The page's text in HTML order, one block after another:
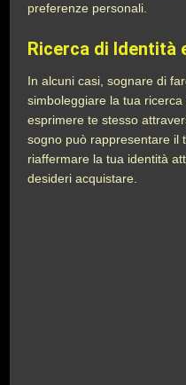
preferenze personali.
Ricerca di Identità
In alcuni casi, sognare di
simboleggiare la tua
esprimere te stesso
sogno può rappresentare il
riaffermare la tua identità
desideri acquistare.